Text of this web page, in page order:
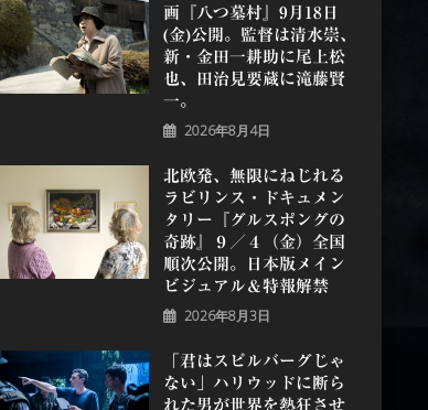
画『八つ墓村』9月18日
(金)公開。監督は清水崇、
新・金田一耕助に尾上松
也、田治見要蔵に滝藤賢
一。
2026年8月4日
北欧発、無限にねじれる
ラビリンス・ドキュメン
タリー『グルスポングの
奇跡』９／４（金）全国
順次公開。日本版メイン
ビジュアル＆特報解禁
2026年8月3日
「君はスピルバーグじゃ
ない」ハリウッドに断ら
れた男が世界を熱狂させ